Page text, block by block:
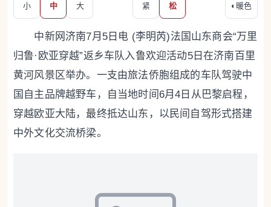
小 中 大 紧 松 ◐ 暖色
中新网济南7月5日电 (李明芮)法国山东商会“万里
归鲁·欧亚穿越”返乡车队入鲁欢迎活动5日在济南百里
黄河风景区举办。一支由旅法侨胞组成的车队驾驶中
国自主品牌越野车，自当地时间6月4日从巴黎启程，
穿越欧亚大陆，最终抵达山东，以民间自驾形式搭建
中外文化交流桥梁。